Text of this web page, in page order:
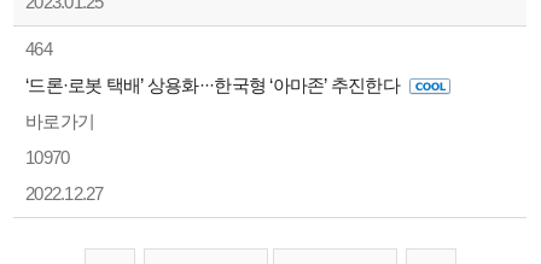
464
‘드론·로봇 택배’ 상용화···한국형 ‘아마존’ 추진한다
바로가기
10970
2022.12.27